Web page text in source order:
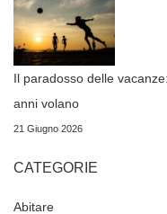
Il paradosso delle
anni volano
21 Giugno 2026
CATEGORIE
Abitare